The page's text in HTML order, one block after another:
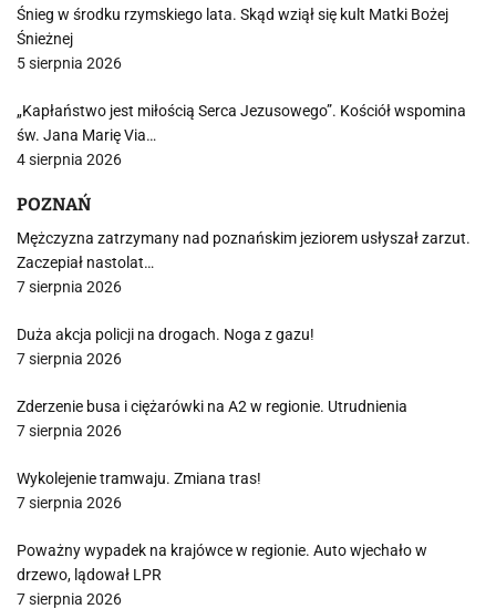
Śnieg w środku rzymskiego lata. Skąd wziął się kult Matki Bożej
Śnieżnej
5 sierpnia 2026
„Kapłaństwo jest miłością Serca Jezusowego”. Kościół wspomina
św. Jana Marię Via…
4 sierpnia 2026
POZNAŃ
Mężczyzna zatrzymany nad poznańskim jeziorem usłyszał zarzut.
Zaczepiał nastolat…
7 sierpnia 2026
Duża akcja policji na drogach. Noga z gazu!
7 sierpnia 2026
Zderzenie busa i ciężarówki na A2 w regionie. Utrudnienia
7 sierpnia 2026
Wykolejenie tramwaju. Zmiana tras!
7 sierpnia 2026
Poważny wypadek na krajówce w regionie. Auto wjechało w
drzewo, lądował LPR
7 sierpnia 2026